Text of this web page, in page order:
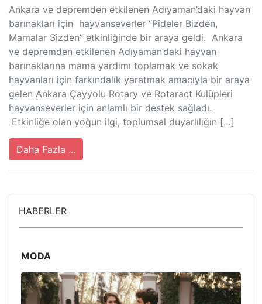
Ankara ve depremden etkilenen Adıyaman’daki hayvan
barınakları için hayvanseverler “Pideler Bizden,
Mamalar Sizden” etkinliğinde bir araya geldi. Ankara
ve depremden etkilenen Adıyaman’daki hayvan
barınaklarına mama yardımı toplamak ve sokak
hayvanları için farkındalık yaratmak amacıyla bir araya
gelen Ankara Çayyolu Rotary ve Rotaract Kulüpleri
hayvanseverler için anlamlı bir destek sağladı.
Etkinliğe olan yoğun ilgi, toplumsal duyarlılığın […]
Daha Fazla ...
HABERLER
MODA